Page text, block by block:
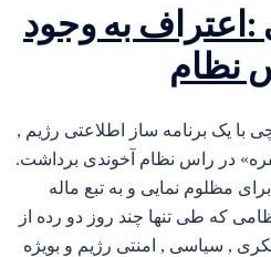
به وجود
نظام
با یک برنامه ساز اطلاعتی رژیم ,
در راس نظام آخوندی برداشت.
مظلوم نمایی و به تبع ماله
که طی تنها چند روز دو رده از
, سیاسی , امنتی رژیم و بویژه